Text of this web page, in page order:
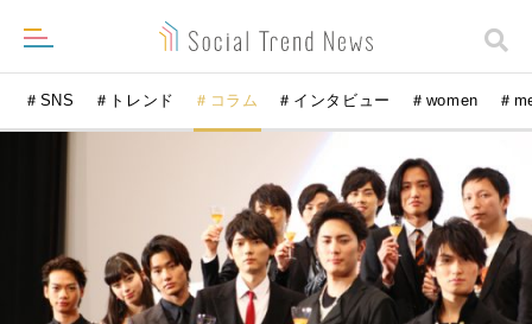
＃SNS ＃トレンド ＃コラム ＃インタビュー ＃women ＃